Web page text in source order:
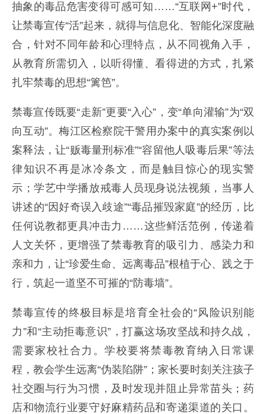
抽象的毒品危害变得可感可知……“互联网+”时代，
让禁毒宣传“活”起来，就得与信息化、智能化深度融
合，针对不同年龄和心理特点，从不同视角入手，
从教育所需切入，以听得懂、看得进的方式，扎紧
扎牢禁毒的思想“篱笆”。
禁毒宣传既要“走新”更要“入心”，变“单向灌输”为“双
向互动”。梅江区检察院干警用办案中的真实案例以
案释法，让“贩毒量刑标准”“容留他人吸毒后果”等法
律知识不再是冰冷条文，而是触目惊心的现实警
示；学艺中学播放戒毒人员现身说法视频，当事人
讲述的“因好奇误入歧途”“毒品摧毁家庭”的经历，比
任何说教都更具冲击力……这些鲜活范例，传递着
人文关怀，更增强了禁毒教育的吸引力、感染力和
亲和力，让“珍爱生命、远离毒品”根植于心、践之于
行，筑起一道坚不可摧的“防毒墙”。
禁毒宣传的终极目标是培育全社会的“风险识别能
力”和“主动拒毒意识”，打赢这场攻坚战和持久战，
需要家校社合力。学校要将禁毒教育纳入日常课
程，教会学生远离“伪装陷阱”；家长要时刻关注孩子
社交圈与行为习惯，及时发现并阻止异常苗头；药
店和物流行业要守好麻精药品和寄递渠道的关口。